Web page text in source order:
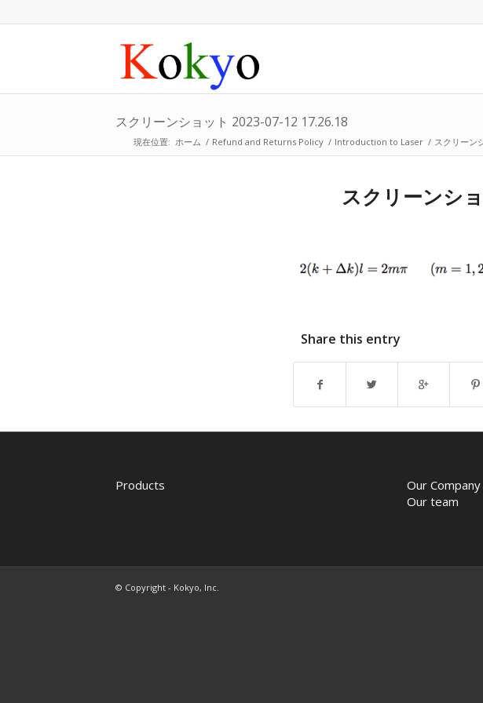
スクリーンショット 2023-07-12 17.26.18
現在位置: ホーム / Refund and Returns Policy / Introduction to Laser / スクリーン
スクリーンシ
Share this entry
Products
Our Company
Our team
© Copyright - Kokyo, Inc.